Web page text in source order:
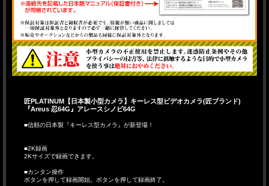
匠PLATINUM【日本製小型カメラ】キーレス型ビデオカメラ(匠ブランド)
『Areus 忍64G』アレースシノビ64G
■信頼の日本製『キーレス型カメラ』が新登場！
■2K録画
2Kサイズで録画できます。
■カンタン操作
ボタンを押して録画開始。ボタンを押して録画終了。